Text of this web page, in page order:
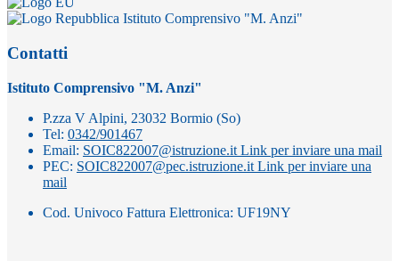
Istituto Comprensivo "M. Anzi"
Contatti
Istituto Comprensivo "M. Anzi"
P.zza V Alpini, 23032 Bormio (So)
Tel: 0342/901467
Email: SOIC822007@istruzione.it Link per inviare una mail
PEC: SOIC822007@pec.istruzione.it Link per inviare una
mail
Cod. Univoco Fattura Elettronica: UF19NY